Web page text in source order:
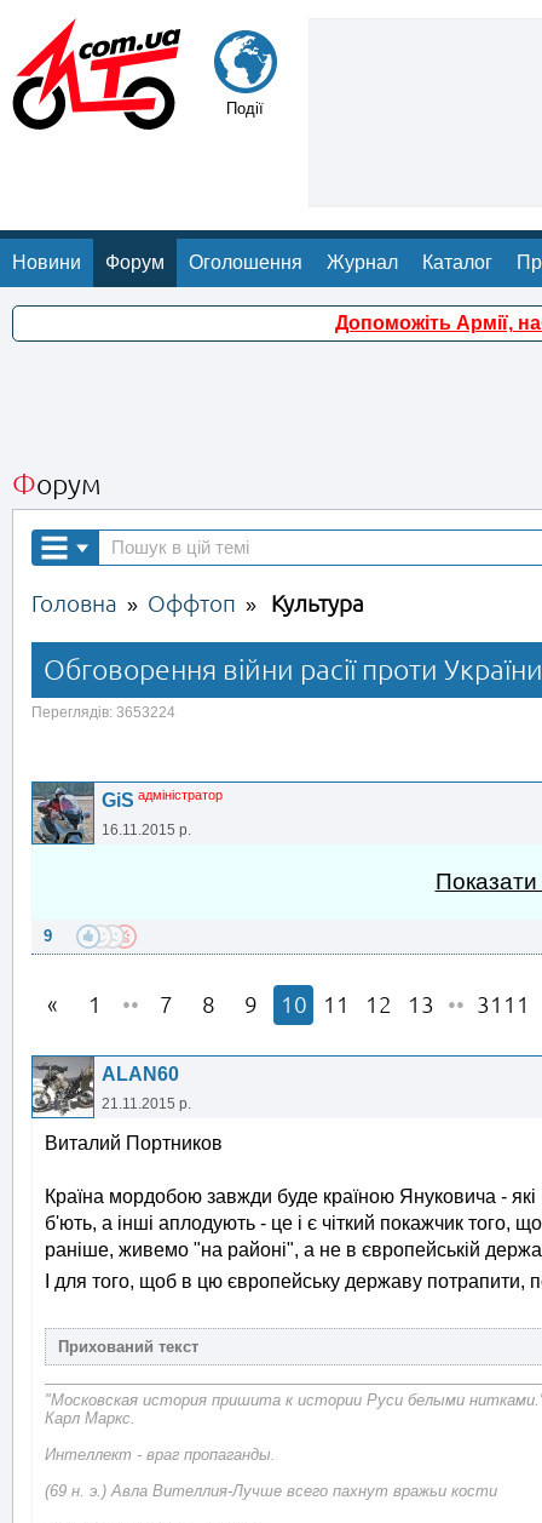
Події
Новини Форум Оголошення Журнал Каталог
Допоможіть Армії,
Форум
Головна » Оффтоп » Культура
Обговорення війни расії проти України
Переглядів: 3653224
GiS адміністратор
16.11.2015 р.
9
1 •• 7 8 9 10 11 12 13 •• 3111
ALAN60
21.11.2015 р.
Виталий Портников
Країна мордобою завжди буде країною Януковича - які
б'ють, а інші аплодують - це і є чіткий покажчик того,
раніше, живемо "на районі", а не в європейській
І для того, щоб в цю європейську державу потрапити,
"Московская история пришита к истории Руси белыми
Карл Маркс.
Интеллект - враг пропаганды.
(69 н. э.) Авла Вителлия-Лучше всего пахнут вражьи кости